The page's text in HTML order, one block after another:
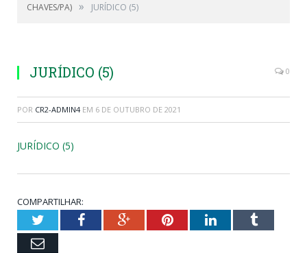
CHAVES/PA) » JURÍDICO (5)
JURÍDICO (5) 0
POR CR2-ADMIN4 EM 6 DE OUTUBRO DE 2021
JURÍDICO (5)
COMPARTILHAR:
TwitterFacebookGoogle+PinterestLinkedInTumblr
Email